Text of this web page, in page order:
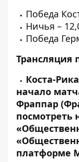
Победа
Ничья –
Победа
Трансляция
Коста-
начало
Фраппар
посмотреть
платформе